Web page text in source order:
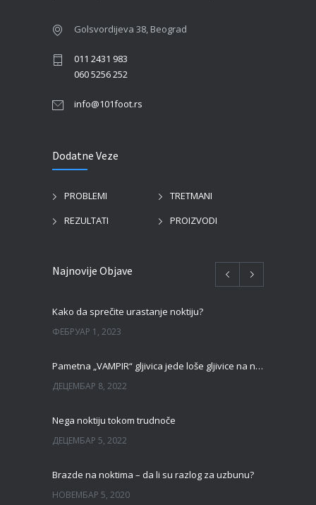
Golsvordijeva 38, Beograd
011 2431 983
060 5256 252
info@101foot.rs
Dodatne Veze
PROBLEMI
TRETMANI
REZULTATI
PROIZVODI
Najnovije Objave
Kako da sprečite urastanje noktiju?
ФЕБРУАР 1, 2023
Pametna „VAMPIR“ gljivica jede loše gljivice na noktima!
ДЕЦЕМБАР 8, 2022
Nega noktiju tokom trudnoče
ДЕЦЕМБАР 5, 2022
Brazde na noktima – da li su razlog za uzbunu?
НОВЕМБАР 5, 2020